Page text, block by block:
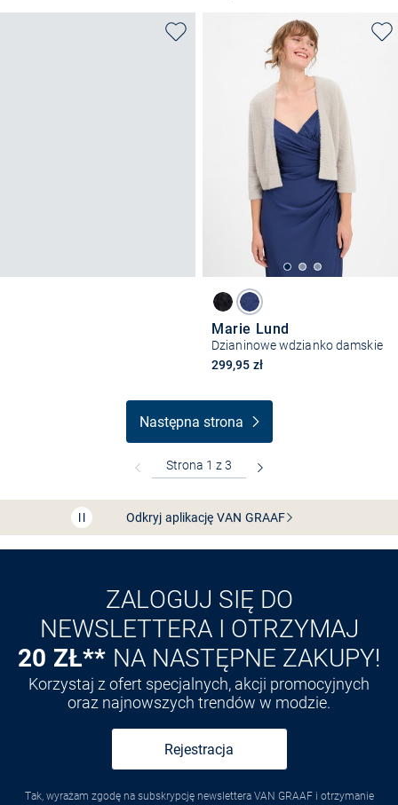
Marie Lund
Dzianinowe wdzianko damskie
299,95 zł
Następna strona
Bezpłatna dostawa z Friends
Przedłużenie czasu zwrotu towaru: 60 dni
Odkryj aplikację VANGRAAF
ZALOGUJ SIĘ DO
NEWSLETTERA I OTRZYMAJ
20 ZŁ** NA NASTĘPNE ZAKUPY!
Korzystaj z ofert specjalnych, akcji promocyjnych
oraz najnowszych trendów w modzie.
Rejestracja
Tak, wyrażam zgodę na subskrypcję newslettera VAN GRAAF i otrzymanie